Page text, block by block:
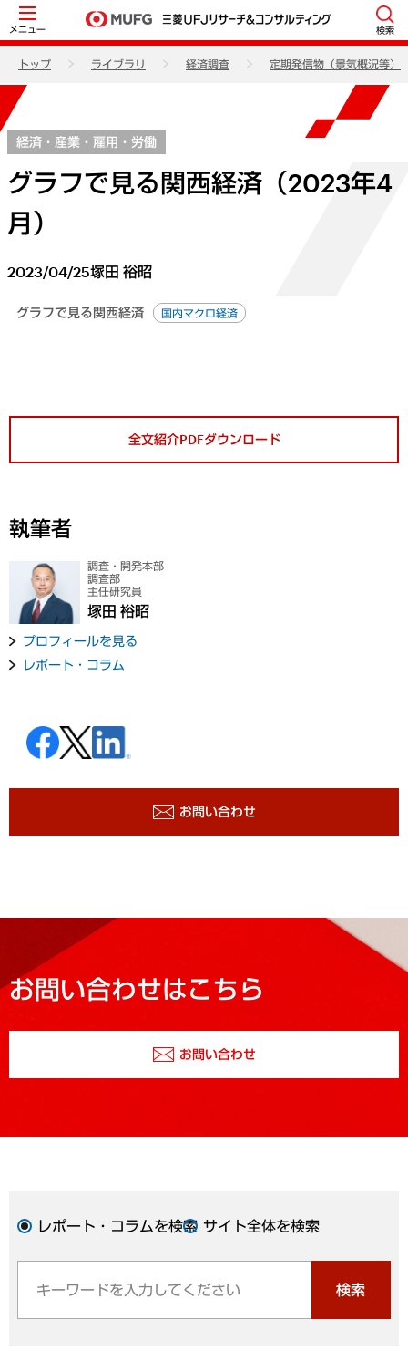
メニュー 検索
トップ ライブラリ 経済調査 定期発信物（景気概況等）
経済・産業・雇用・労働
グラフで見る関西経済（2023年4
月）
2023/04/25塚田 裕昭
グラフで見る関西経済 国内マクロ経済
全文紹介PDFダウンロード
執筆者
調査・開発本部
調査部
主任研究員
塚田 裕昭
プロフィールを見る
レポート・コラム
お問い合わせ
お問い合わせはこちら
お問い合わせ
レポート・コラムを検索 サイト全体を検索
検索